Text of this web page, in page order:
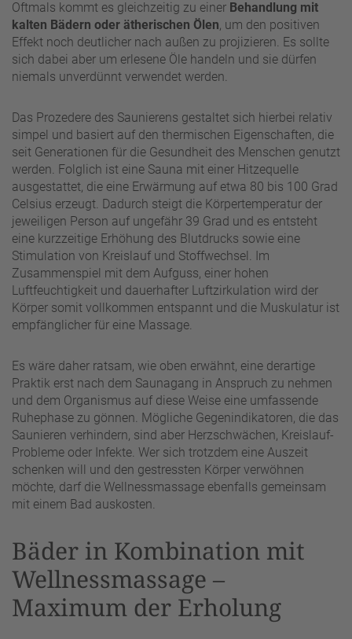
Oftmals kommt es gleichzeitig zu einer Behandlung mit
kalten Bädern oder ätherischen Ölen, um den positiven
Effekt noch deutlicher nach außen zu projizieren. Es sollte
sich dabei aber um erlesene Öle handeln und sie dürfen
niemals unverdünnt verwendet werden.
Das Prozedere des Saunierens gestaltet sich hierbei relativ
simpel und basiert auf den thermischen Eigenschaften, die
seit Generationen für die Gesundheit des Menschen genutzt
werden. Folglich ist eine Sauna mit einer Hitzequelle
ausgestattet, die eine Erwärmung auf etwa 80 bis 100 Grad
Celsius erzeugt. Dadurch steigt die Körpertemperatur der
jeweiligen Person auf ungefähr 39 Grad und es entsteht
eine kurzzeitige Erhöhung des Blutdrucks sowie eine
Stimulation von Kreislauf und Stoffwechsel. Im
Zusammenspiel mit dem Aufguss, einer hohen
Luftfeuchtigkeit und dauerhafter Luftzirkulation wird der
Körper somit vollkommen entspannt und die Muskulatur ist
empfänglicher für eine Massage.
Es wäre daher ratsam, wie oben erwähnt, eine derartige
Praktik erst nach dem Saunagang in Anspruch zu nehmen
und dem Organismus auf diese Weise eine umfassende
Ruhephase zu gönnen. Mögliche Gegenindikatoren, die das
Saunieren verhindern, sind aber Herzschwächen, Kreislauf-
Probleme oder Infekte. Wer sich trotzdem eine Auszeit
schenken will und den gestressten Körper verwöhnen
möchte, darf die Wellnessmassage ebenfalls gemeinsam
mit einem Bad auskosten.
Bäder in Kombination mit
Wellnessmassage –
Maximum der Erholung